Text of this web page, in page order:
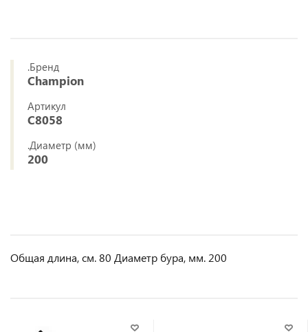
.Бренд
Champion
Артикул
C8058
.Диаметр (мм)
200
Общая длина, см. 80 Диаметр бура, мм. 200